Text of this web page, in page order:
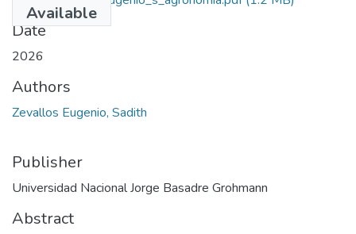
Available
Date
2026
Authors
Zevallos Eugenio, Sadith
Publisher
Universidad Nacional Jorge Basadre Grohmann
Abstract